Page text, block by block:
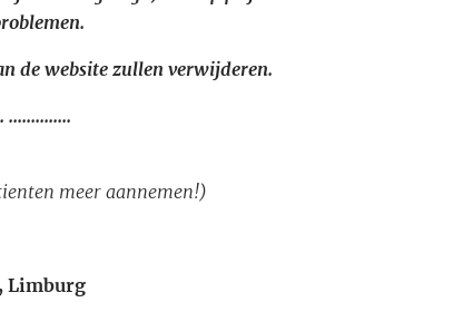
de website zullen verwijderen.
meer aannemen!)
Limburg